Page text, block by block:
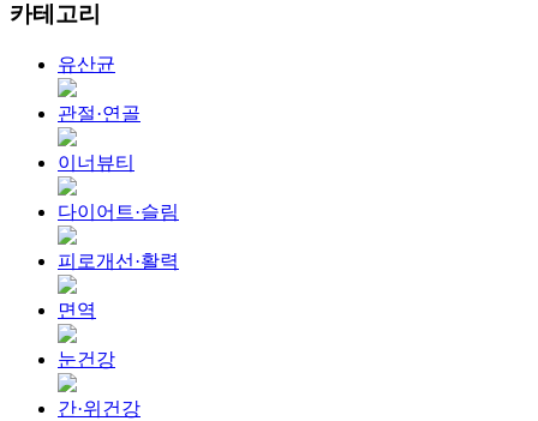
카테고리
유산균
관절·연골
이너뷰티
다이어트·슬림
피로개선·활력
면역
눈건강
간·위건강